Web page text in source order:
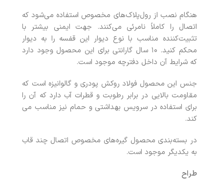
هنگام نصب از رول‌پلاک‌های مخصوص استفاده می‌شود که
اتصال را کاملاً نامرئی می‌کنند. جهت ایمنی بیشتر با
تثبیت‌کننده مناسب با نوع دیوار این قفسه را به دیوار
محکم کنید. ۱۰ سال گارانتی برای این محصول وجود دارد
که شرایط آن داخل دفترچه موجود است.
جنس این محصول فولاد روکش پودری و گالوانیزه است که
مقاومت بالایی در برابر رطوبت و قطرات آب دارد که آن را
برای استفاده در سرویس بهداشتی و حمام نیز مناسب می
کند.
در بسته‌بندی محصول گیره‌های مخصوص اتصال چند قاب
به یکدیگر موجود است.
طراح